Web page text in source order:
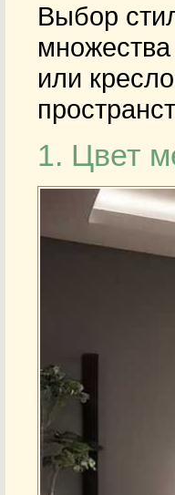
Выбор
или
1. Цвет